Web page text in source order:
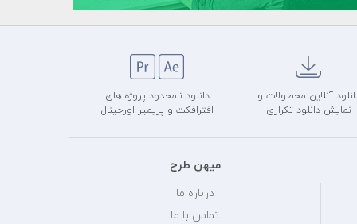
آنلاین محصولات و
نمایش دانلود تکراری
دانلود نامحدود پروژه های
افترافکت و پریمیر اورجینال
میهن طرح
درباره ما
تماس با ما